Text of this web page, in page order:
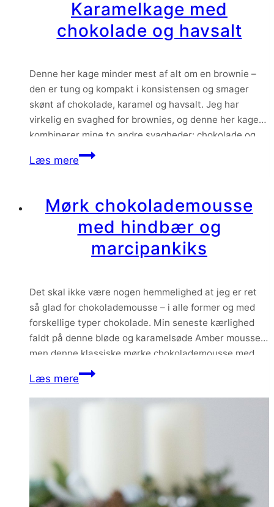
Karamelkage med
chokolade og havsalt
Denne her kage minder mest af alt om en brownie –
den er tung og kompakt i konsistensen og smager
skønt af chokolade, karamel og havsalt. Jeg har
virkelig en svaghed for brownies, og denne her kage
kombinerer mine to andre svagheder: chokolade og
Læs mereKaramelkage
og
havsalt
Mørk chokolademousse
med hindbær og
marcipankiks
Det skal ikke være nogen hemmelighed at jeg er ret
så glad for chokolademousse – i alle former og med
forskellige typer chokolade. Min seneste kærlighed
faldt på denne bløde og karamelsøde Amber mousse –
men denne klassiske mørke chokolademousse med
friske hindbær og sprød marcipankiks giver kamp til
stregen. Allerhelst vil jeg faktisk bare…
Læs mereMørk